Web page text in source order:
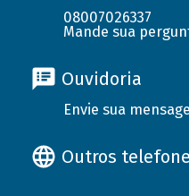
08007026337
Mande sua
Ouvidoria
Envie sua
Outros